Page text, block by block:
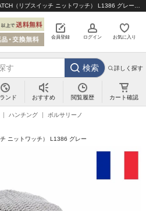
会員登録 ログイン お気に入り
検索 詳しく探す
ンド おすすめ 閲覧履歴 カート確認
ハンチング ボルサリーノ
ニットワッチ） L1386 グレー